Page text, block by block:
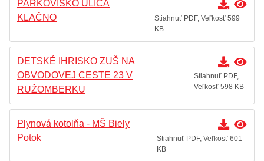
VEREJNÉ OBSTARÁVANIA
Zoznam verejných obstarávaní
2022
2021
2020
2019
Všeobecne záväzné nariadenia
PARKOVISKO ULICA
KLAČNO
Stiahnuť PDF, Veľkosť 599
KB
DETSKÉ IHRISKO ZUŠ NA
OBVODOVEJ CESTE 23 V
RUŽOMBERKU
Stiahnuť PDF,
Veľkosť 598 KB
Plynová kotolňa - MŠ Biely
Potok
Stiahnuť PDF, Veľkosť 601
KB